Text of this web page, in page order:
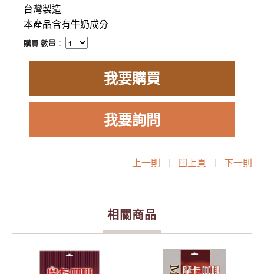
台灣製造
本產品含有牛奶成分
購買 數量：
我要購買
我要詢問
上一則 | 回上頁 | 下一則
相關商品